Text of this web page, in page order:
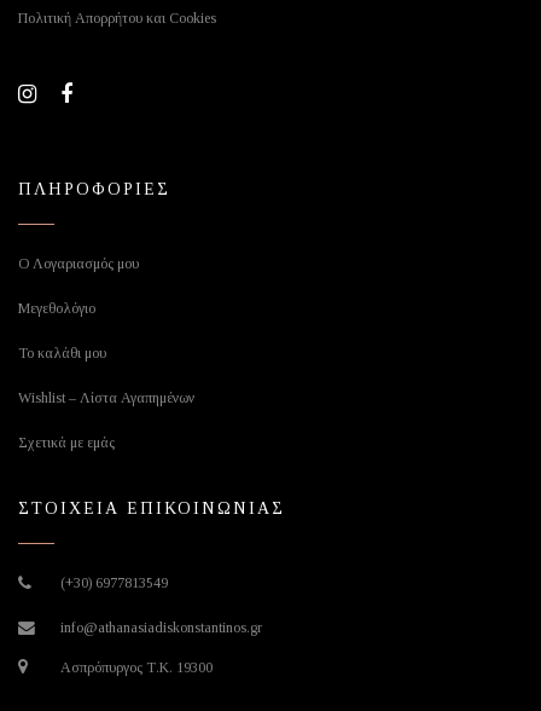
Πολιτική Απορρήτου και Cookies
ΠΛΗΡΟΦΟΡΙΕΣ
Ο Λογαριασμός μου
Μεγεθολόγιο
Το καλάθι μου
Wishlist – Λίστα Αγαπημένων
Σχετικά με εμάς
ΣΤΟΙΧΕΙΑ ΕΠΙΚΟΙΝΩΝΙΑΣ
(+30) 6977813549
info@athanasiadiskonstantinos.gr
Ασπρόπυργος Τ.Κ. 19300